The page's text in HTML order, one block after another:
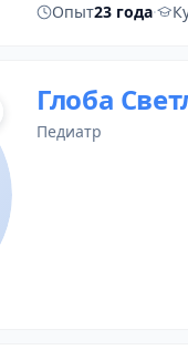
Опыт23 года·
Глоба
педиатр